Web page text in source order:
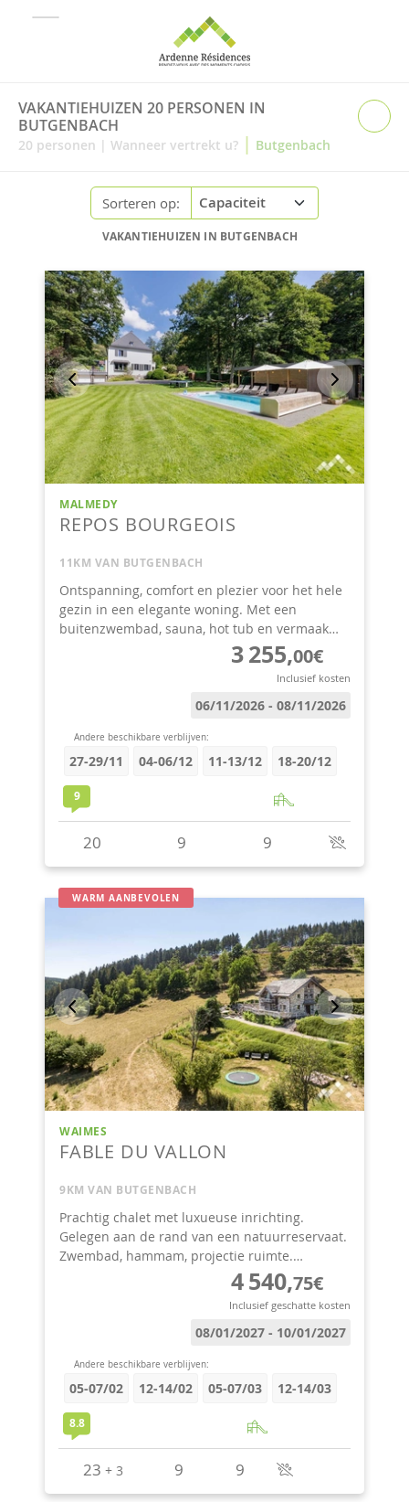
VAKANTIEHUIZEN 20 PERSONEN IN
BUTGENBACH
20 personen | Wanneer vertrekt u? | Butgenbach
Sorteren op:
VAKANTIEHUIZEN IN BUTGENBACH